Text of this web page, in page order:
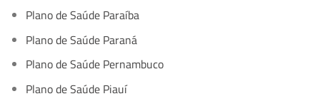
Plano de Saúde Paraíba
Plano de Saúde Paraná
Plano de Saúde Pernambuco
Plano de Saúde Piauí